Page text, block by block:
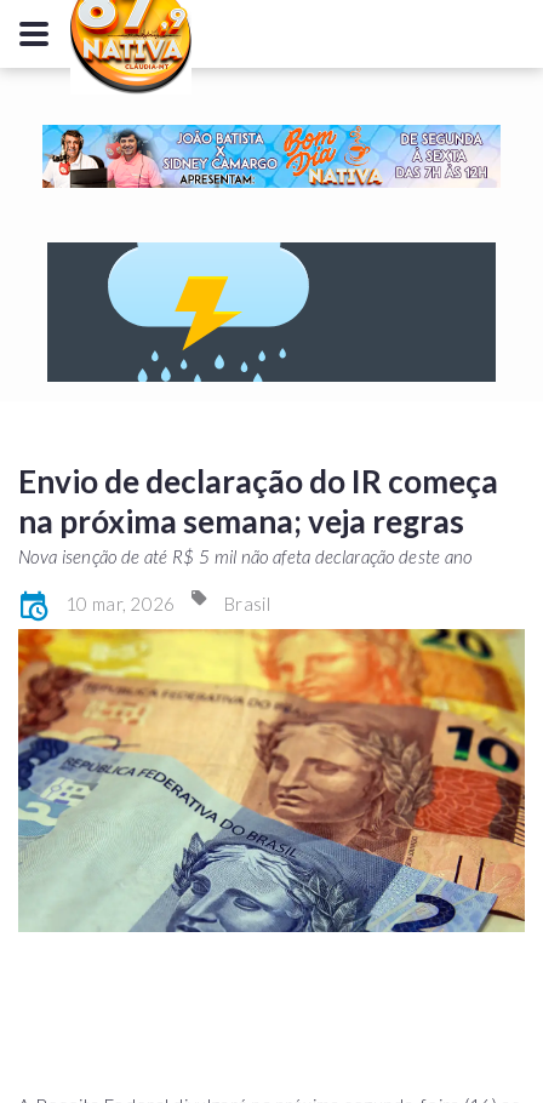
Envio de declaração do IR começa
na próxima semana; veja regras
Nova isenção de até R$ 5 mil não afeta declaração deste ano
10 mar, 2026 Brasil